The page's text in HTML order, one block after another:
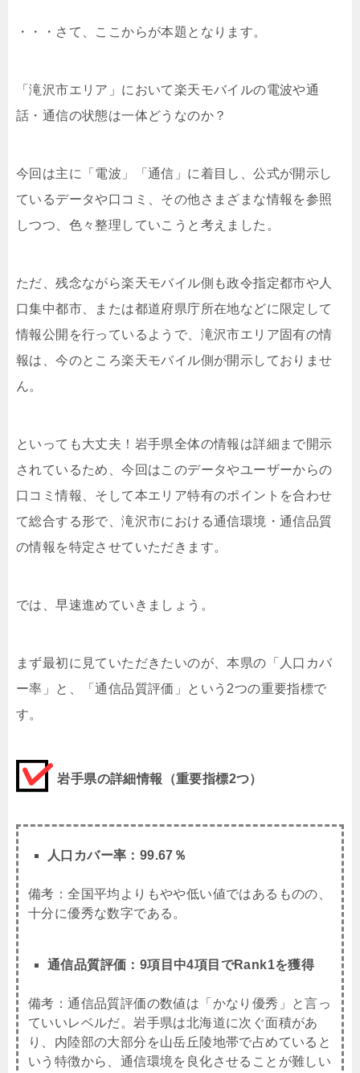
・・・さて、ここからが本題となります。
「滝沢市エリア」において楽天モバイルの電波や通
話・通信の状態は一体どうなのか？
今回は主に「電波」「通信」に着目し、公式が開示し
ているデータや口コミ、その他さまざまな情報を参照
しつつ、色々整理していこうと考えました。
ただ、残念ながら楽天モバイル側も政令指定都市や人
口集中都市、または都道府県庁所在地などに限定して
情報公開を行っているようで、滝沢市エリア固有の情
報は、今のところ楽天モバイル側が開示しておりませ
ん。
といっても大丈夫！岩手県全体の情報は詳細まで開示
されているため、今回はこのデータやユーザーからの
口コミ情報、そして本エリア特有のポイントを合わせ
て総合する形で、滝沢市における通信環境・通信品質
の情報を特定させていただきます。
では、早速進めていきましょう。
まず最初に見ていただきたいのが、本県の「人口カバ
ー率」と、「通信品質評価」という2つの重要指標で
す。
岩手県の詳細情報（重要指標2つ）
人口カバー率：99.67％
備考：全国平均よりもやや低い値ではあるものの、
十分に優秀な数字である。
通信品質評価：9項目中4項目でRank1を獲得
備考：通信品質評価の数値は「かなり優秀」と言っ
ていいレベルだ。岩手県は北海道に次ぐ面積があ
り、内陸部の大部分を山岳丘陵地帯で占めていると
いう特徴から、通信環境を良化させることが難しい